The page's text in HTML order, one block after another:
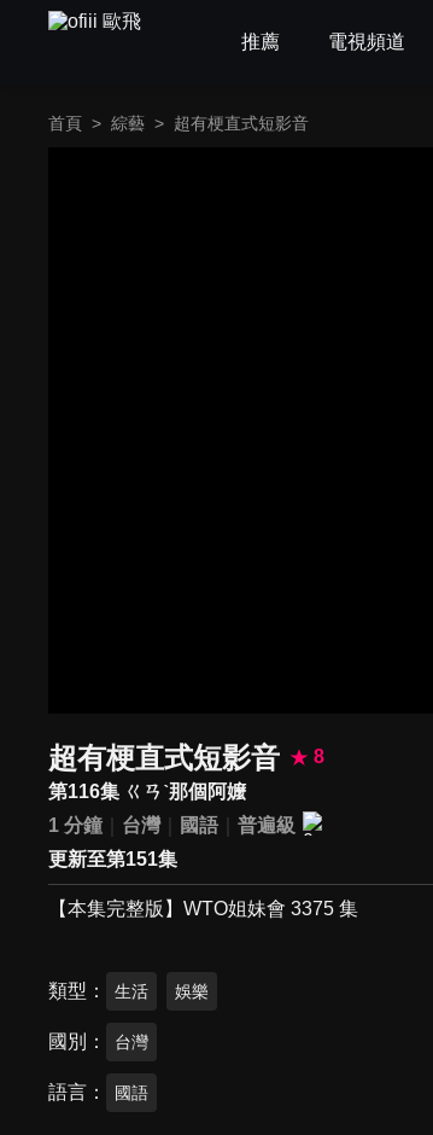
推薦 電視頻道
首頁 > 綜藝 > 超有梗直式短影音
超有梗直式短影音
8
第116集 ㄍㄢˋ那個阿嬤
1 分鐘
台灣 國語
普遍級
更新至第151集
【本集完整版】WTO姐妹會 3375 集
類型 生活 娛樂
國別 台灣
語言 國語